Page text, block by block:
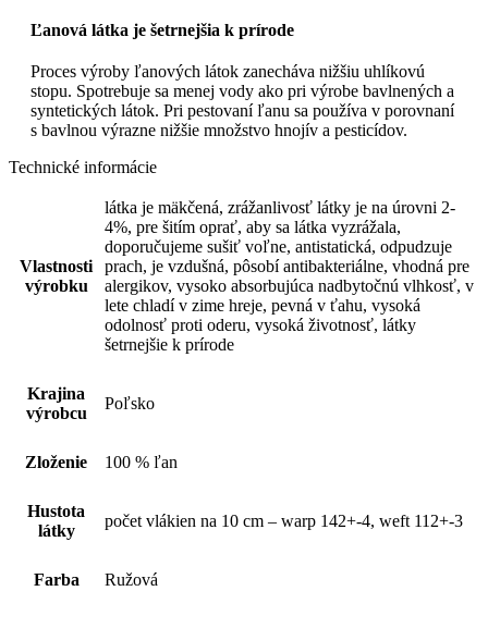
Ľanová látka je šetrnejšia k prírode
Proces výroby ľanových látok zanecháva nižšiu uhlíkovú
stopu. Spotrebuje sa menej vody ako pri výrobe bavlnených a
syntetických látok. Pri pestovaní ľanu sa používa v porovnaní
s bavlnou výrazne nižšie množstvo hnojív a pesticídov.
Technické informácie
Vlastnosti
výrobku
látka je mäkčená, zrážanlivosť látky je na úrovni 2-
4%, pre šitím oprať, aby sa látka vyzrážala,
doporučujeme sušiť voľne, antistatická, odpudzuje
prach, je vzdušná, pôsobí antibakteriálne, vhodná pre
alergikov, vysoko absorbujúca nadbytočnú vlhkosť, v
lete chladí v zime hreje, pevná v ťahu, vysoká
odolnosť proti oderu, vysoká životnosť, látky
šetrnejšie k prírode
Krajina
výrobcu
Poľsko
Zloženie 100 % ľan
Hustota
látky
počet vlákien na 10 cm – warp 142+-4, weft 112+-3
Farba Ružová